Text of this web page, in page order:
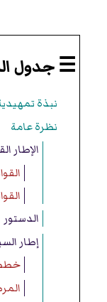
☰ جدول
نبذة
نظرة عامة
الإطار
الدستور
إطار